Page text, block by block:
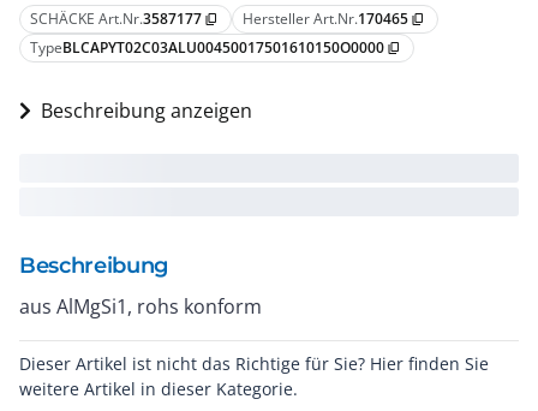
SCHÄCKE Art.Nr.3587177 content_copy Hersteller Art.Nr.170465 content_copy
TypeBLCAPYT02C03ALU00450017501610150O0000 content_copy
Beschreibung anzeigen
Beschreibung
aus AlMgSi1, rohs konform
Dieser Artikel ist nicht das Richtige für Sie? Hier finden Sie
weitere Artikel in dieser Kategorie.